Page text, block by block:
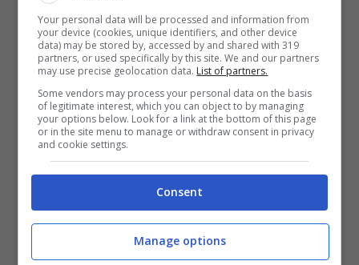
Your personal data will be processed and information from
your device (cookies, unique identifiers, and other device
data) may be stored by, accessed by and shared with 319
partners, or used specifically by this site. We and our partners
may use precise geolocation data. List of partners.
Some vendors may process your personal data on the basis
of legitimate interest, which you can object to by managing
your options below. Look for a link at the bottom of this page
or in the site menu to manage or withdraw consent in privacy
and cookie settings.
Consent
Manage options